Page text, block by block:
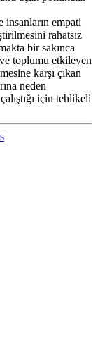
insanların empati
rahatsız
bir sakınca
toplumu etkileyen
karşı çıkan
neden
için tehlikeli